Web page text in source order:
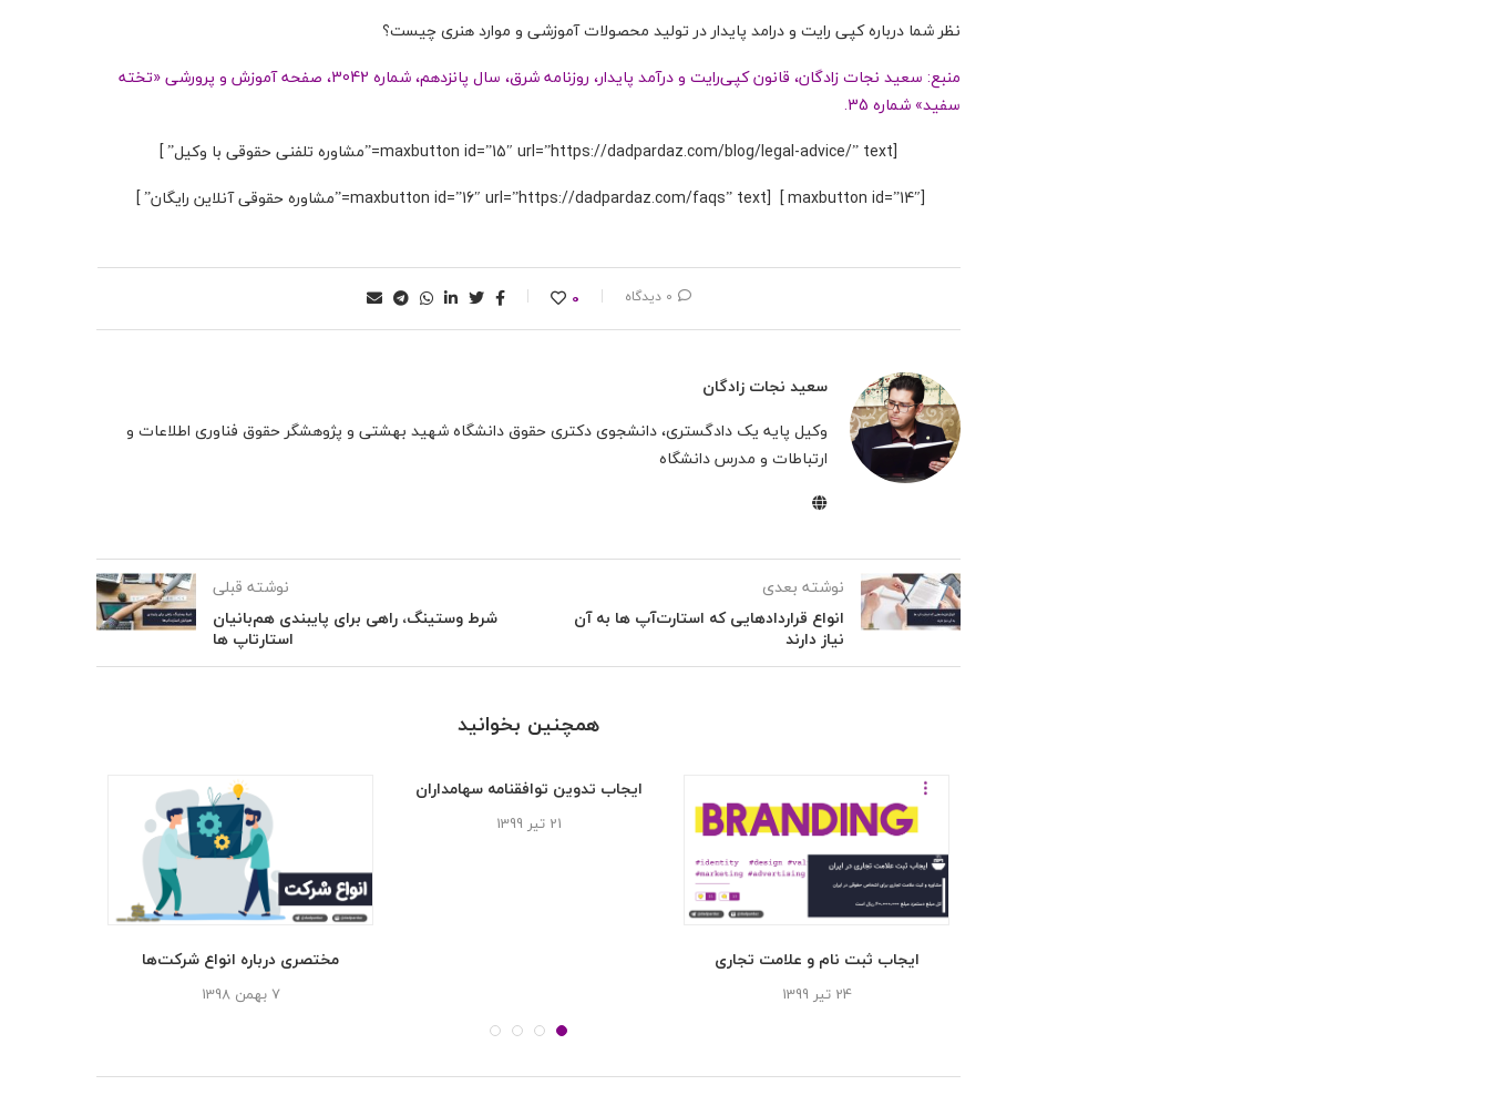
نظر شما درباره کپی رایت و درامد پایدار در تولید محصولات آموزشی و موارد هنری چیست؟
منبع: سعید نجات زادگان، قانون کپی‌رایت و درآمد پایدار، روزنامه شرق، سال پانزدهم، شماره 3042، صفحه آموزش و پرورشی «تخته
سفید» شماره 35.
[maxbutton id=”15″ url=”https://dadpardaz.com/blog/legal-advice/” text=”مشاوره تلفنی حقوقی با وکیل” ]
[maxbutton id=”14″ ] [maxbutton id=”16″ url=”https://dadpardaz.com/faqs” text=”مشاوره حقوقی آنلاین رایگان” ]
0 دیدگاه 0
سعید نجات زادگان
وکیل پایه یک دادگستری، دانشجوی دکتری حقوق دانشگاه شهید بهشتی و پژوهشگر حقوق فناوری اطلاعات و
ارتباطات و مدرس دانشگاه
نوشته قبلی
شرط وستینگ، راهی برای پایبندی هم‌بانیان
استارتاپ ها
نوشته بعدی
انواع قراردادهایی که استارت‌آپ ها به آن
نیاز دارند
همچنین بخوانید
ایجاب ثبت نام و علامت تجاری
24 تیر 1399
ایجاب تدوین توافقنامه سهامداران
21 تیر 1399
مختصری درباره انواع شرکت‌ها
7 بهمن 1398
مهاجرت تحصیلی فوری به کشور فنلاند برای ترم جدید
تکمیل فرم